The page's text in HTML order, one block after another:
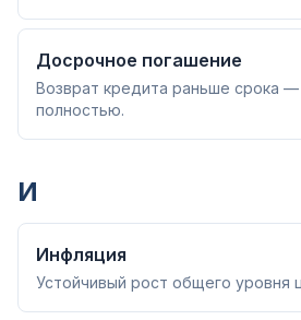
Досрочное погашение
Возврат кредита раньше срока —
полностью.
И
Инфляция
Устойчивый рост общего уровня